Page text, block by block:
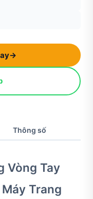
→
Thông số
Vòng Tay
Trang